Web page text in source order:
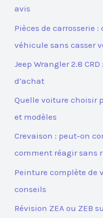
avis
Pièces de carrosserie
véhicule sans casser
Jeep Wrangler 2.8
d’achat
Quelle voiture choisir
et modèles
Crevaison : peut-on
comment réagir sans
Peinture complète de
conseils
Révision ZEA ou ZEB